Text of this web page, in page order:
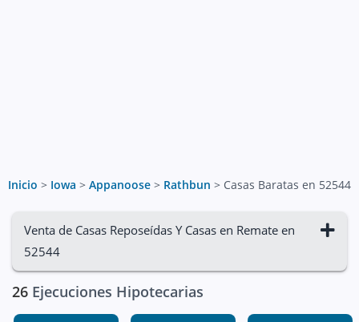
Inicio > Iowa > Appanoose > Rathbun > Casas Baratas en 52544
Venta de Casas Reposeídas Y Casas en Remate en
52544
26 Ejecuciones Hipotecarias